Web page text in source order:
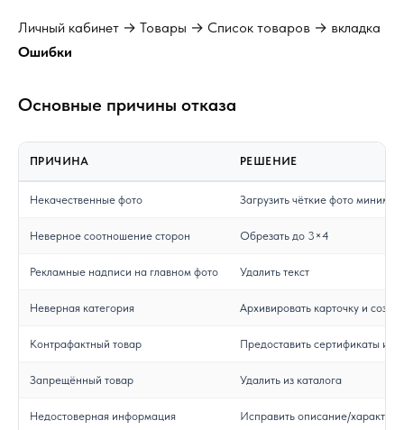
Личный кабинет → Товары → Список товаров → вкладка
Ошибки
Основные причины отказа
ПРИЧИНА РЕШЕНИЕ
Некачественные фото Загрузить чёткие фото
Неверное соотношение сторон Обрезать до 3×4
Рекламные надписи на главном фото Удалить текст
Неверная категория Архивировать карточку и
Контрафактный товар Предоставить сертификаты и
Запрещённый товар Удалить из каталога
Недостоверная информация Исправить описание/